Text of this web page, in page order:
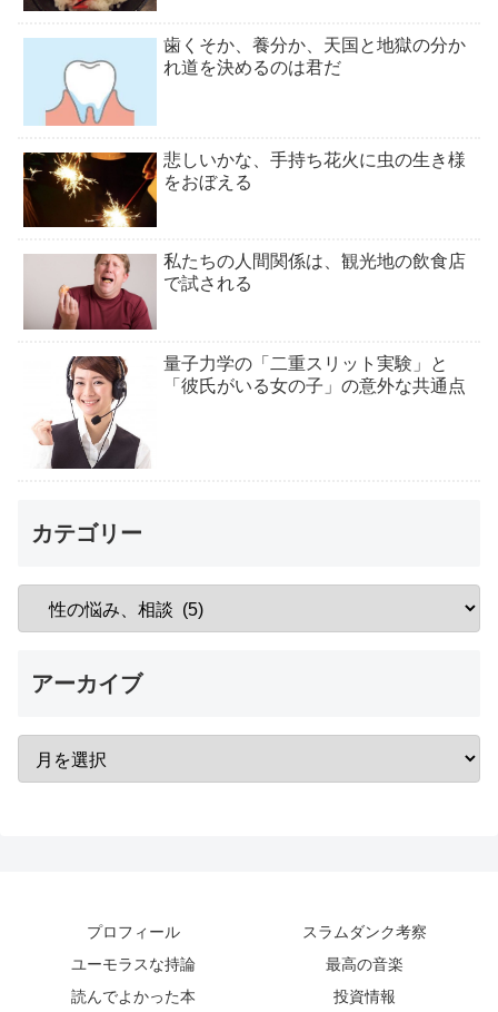
歯くそか、養分か、天国と地獄の分か
れ道を決めるのは君だ
悲しいかな、手持ち花火に虫の生き様
をおぼえる
私たちの人間関係は、観光地の飲食店
で試される
量子力学の「二重スリット実験」と
「彼氏がいる女の子」の意外な共通点
カテゴリー
アーカイブ
プロフィール
スラムダンク考察
ユーモラスな持論
最高の音楽
読んでよかった本
投資情報